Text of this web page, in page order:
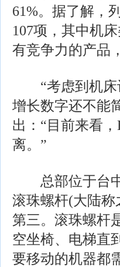
61%。据了解，
107项，其中机
有竞争力的产品
“考虑到机床
增长数字还不能
出：“目前来看
离。”
总部位于台中
滚珠螺杆(大陆
第三。滚珠螺杆
空坐椅、电梯直
要移动的机器都